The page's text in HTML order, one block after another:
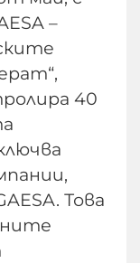
–
40
Това